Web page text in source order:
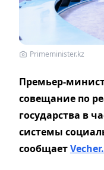
Primeminister.kz
Премьер-
совещание по
государства в
системы
сообщает